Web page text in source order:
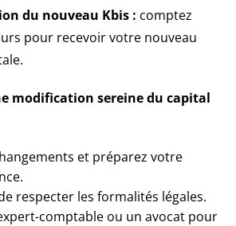
du nouveau Kbis : comptez
pour recevoir votre nouveau
modification sereine du capital
et préparez votre
respecter les formalités légales.
comptable ou un avocat pour